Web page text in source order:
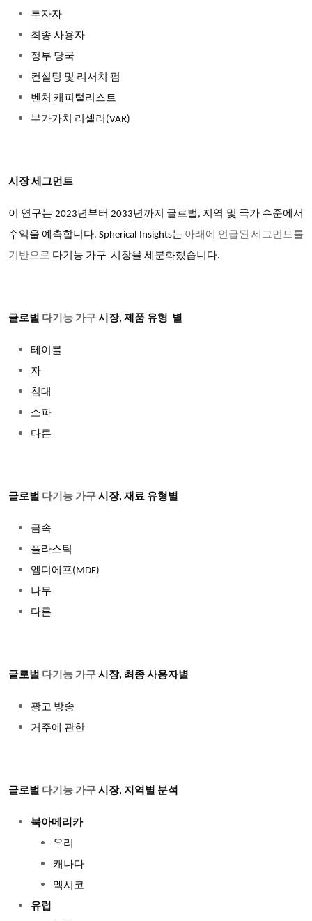
투자자
최종 사용자
정부 당국
컨설팅 및 리서치 펌
벤처 캐피털리스트
부가가치 리셀러 (VAR)
시장 세그먼트
이 연구는 2023년부터 2033년까지 글로벌, 지역 및 국가 수준에서
수익을 예측합니다. Spherical Insights는 아래에 언급된 세그먼트를
기반으로 다기능 가구 시장을 세분화했습니다.
글로벌 다기능 가구 시장, 제품 유형 별
테이블
자
침대
소파
다른
글로벌 다기능 가구 시장, 재료 유형별
금속
플라스틱
엠디에프(MDF)
나무
다른
글로벌 다기능 가구 시장, 최종 사용자별
광고 방송
거주에 관한
글로벌 다기능 가구 시장, 지역별 분석
북아메리카
우리
캐나다
멕시코
유럽